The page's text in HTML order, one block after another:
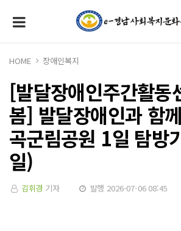
HOME 장애인복지
[발달장애인주간활동
봄] 발달장애인과 함
곡군림공원 1일 탐방
일)
김휘경 기자 발행 2026-07-06 08:45